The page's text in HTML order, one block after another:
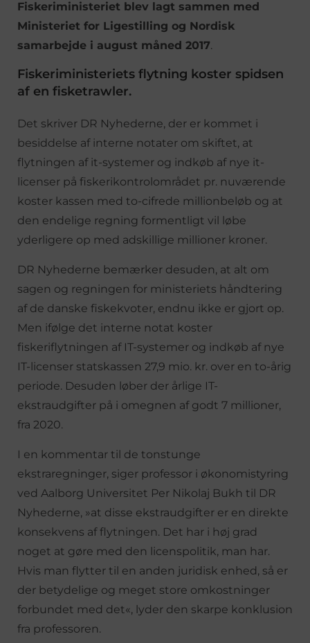
Fiskeriministeriet blev lagt sammen med
Ministeriet for Ligestilling og Nordisk
samarbejde i august måned 2017.
Fiskeriministeriets flytning koster spidsen
af en fisketrawler.
Det skriver DR Nyhederne, der er kommet i
besiddelse af interne notater om skiftet, at
flytningen af it-systemer og indkøb af nye it-
licenser på fiskerikontrolområdet pr. nuværende
koster kassen med to-cifrede millionbeløb og at
den endelige regning formentligt vil løbe
yderligere op med adskillige millioner kroner.
DR Nyhederne bemærker desuden, at alt om
sagen og regningen for ministeriets håndtering
af de danske fiskekvoter, endnu ikke er gjort op.
Men ifølge det interne notat koster
fiskeriflytningen af IT-systemer og indkøb af nye
IT-licenser statskassen 27,9 mio. kr. over en to-årig
periode. Desuden løber der årlige IT-
ekstraudgifter på i omegnen af godt 7 millioner,
fra 2020.
I en kommentar til de tonstunge
ekstraregninger, siger professor i økonomistyring
ved Aalborg Universitet Per Nikolaj Bukh til DR
Nyhederne, »at disse ekstraudgifter er en direkte
konsekvens af flytningen. Det har i høj grad
noget at gøre med den licenspolitik, man har.
Hvis man flytter til en anden juridisk enhed, så er
der betydelige og meget store omkostninger
forbundet med det«, lyder den skarpe konklusion
fra professoren.